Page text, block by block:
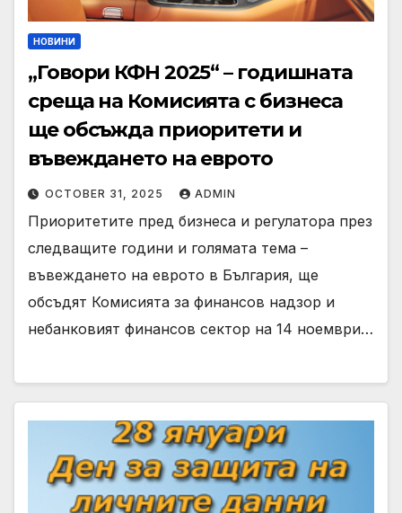
НОВИНИ
„Говори КФН 2025“ – годишната
среща на Комисията с бизнеса
ще обсъжда приоритети и
въвеждането на еврото
OCTOBER 31, 2025 ADMIN
Приоритетите пред бизнеса и регулатора през
следващите години и голямата тема –
въвеждането на еврото в България, ще
обсъдят Комисията за финансов надзор и
небанковият финансов сектор на 14 ноември…